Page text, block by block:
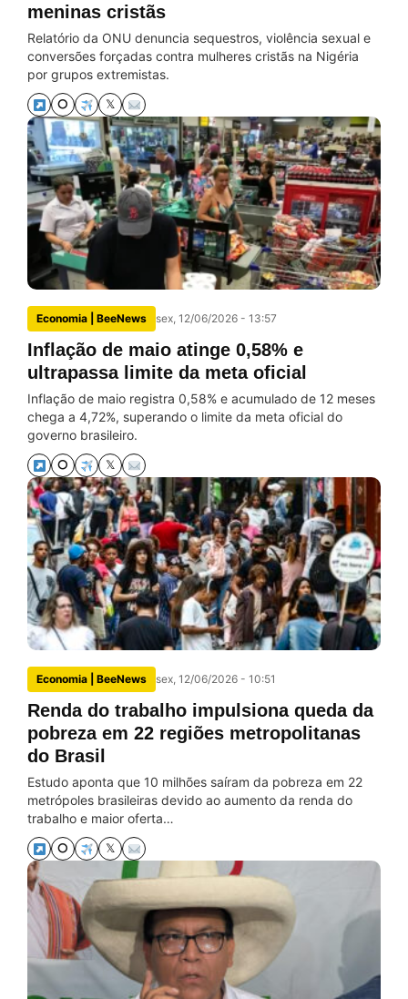
meninas cristãs
Relatório da ONU denuncia sequestros, violência sexual e
conversões forçadas contra mulheres cristãs na Nigéria
por grupos extremistas.
⭘ 𝕏
Economia | BeeNews sex, 12/06/2026 - 13:57
Inflação de maio atinge 0,58% e
ultrapassa limite da meta oficial
Inflação de maio registra 0,58% e acumulado de 12 meses
chega a 4,72%, superando o limite da meta oficial do
governo brasileiro.
⭘ 𝕏
Economia | BeeNews sex, 12/06/2026 - 10:51
Renda do trabalho impulsiona queda da
pobreza em 22 regiões metropolitanas
do Brasil
Estudo aponta que 10 milhões saíram da pobreza em 22
metrópoles brasileiras devido ao aumento da renda do
trabalho e maior oferta…
⭘ 𝕏